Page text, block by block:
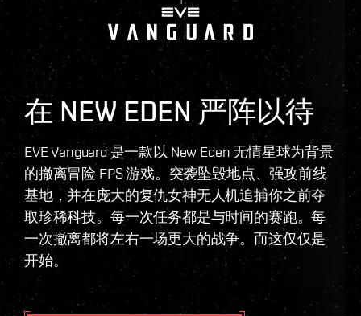
在 NEW EDEN 严阵以待
EVE Vanguard 是一款以 New Eden 无情星球为背景
的撤离冒险 FPS 游戏。突袭坠毁地点、强攻前线
基地，并在庞大的复仇女神无人机追捕你之前夺
取珍稀科技。每一次任务都是与时间的赛跑。每
一次撤离都将左右一场更大的战争。而这仅仅是
开始。